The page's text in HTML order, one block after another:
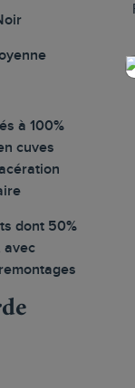
à 100%
cuves
dont 50%
avec